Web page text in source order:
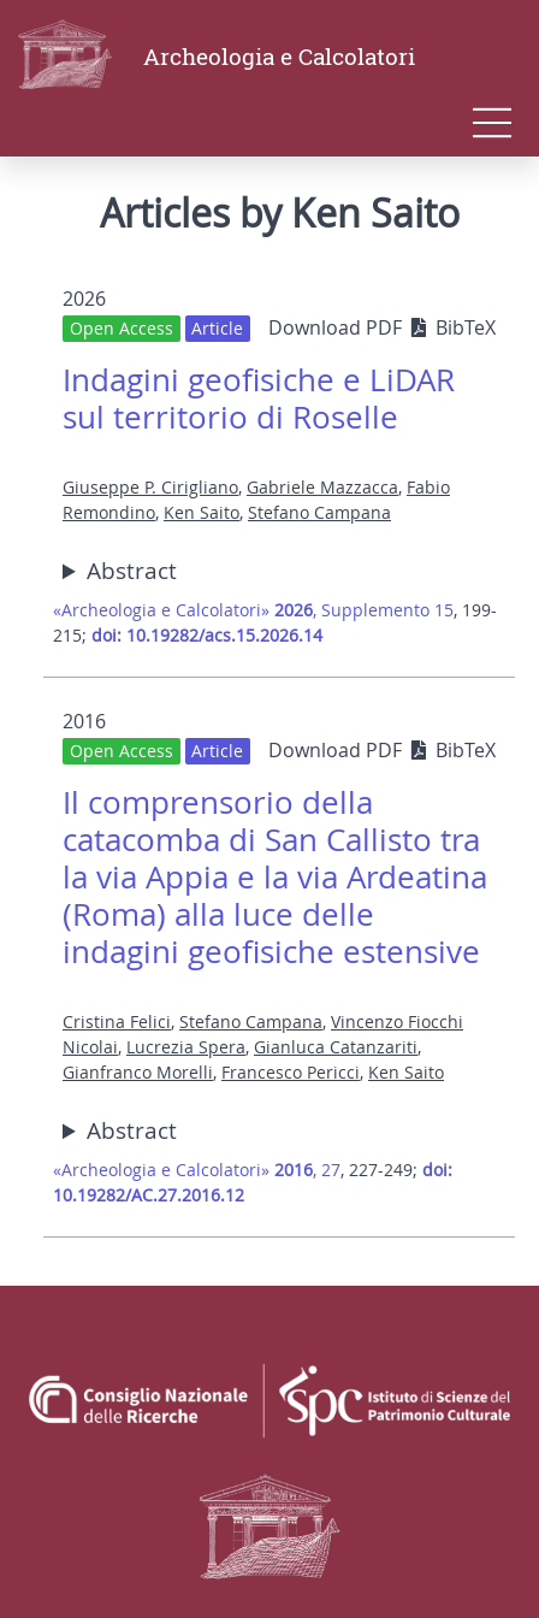
Archeologia e Calcolatori
Articles by Ken Saito
2026
Open Access Article Download PDF BibTeX
Indagini geofisiche e LiDAR
sul territorio di Roselle
Giuseppe P. Cirigliano, Gabriele Mazzacca, Fabio
Remondino, Ken Saito, Stefano Campana
Abstract
«Archeologia e Calcolatori» 2026, Supplemento 15, 199-
215; doi: 10.19282/acs.15.2026.14
2016
Open Access Article Download PDF BibTeX
Il comprensorio della
catacomba di San Callisto tra
la via Appia e la via Ardeatina
(Roma) alla luce delle
indagini geofisiche estensive
Cristina Felici, Stefano Campana, Vincenzo Fiocchi
Nicolai, Lucrezia Spera, Gianluca Catanzariti,
Gianfranco Morelli, Francesco Pericci, Ken Saito
Abstract
«Archeologia e Calcolatori» 2016, 27, 227-249; doi:
10.19282/AC.27.2016.12